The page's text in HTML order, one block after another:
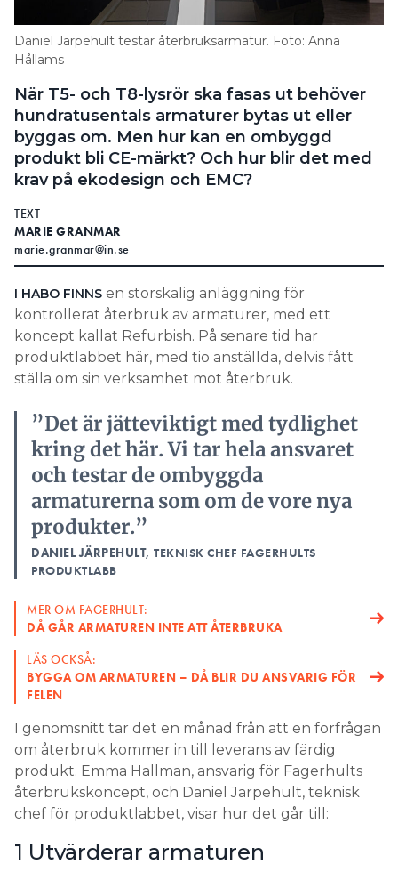
Daniel Järpehult testar återbruksarmatur. Foto: Anna
Hållams
När T5- och T8-lysrör ska fasas ut behöver
hundratusentals armaturer bytas ut eller
byggas om. Men hur kan en ombyggd
produkt bli CE-märkt? Och hur blir det med
krav på ekodesign och EMC?
TEXT
MARIE GRANMAR
marie.granmar@in.se
I HABO FINNS en storskalig anläggning för
kontrollerat återbruk av armaturer, med ett
koncept kallat Refurbish. På senare tid har
produktlabbet här, med tio anställda, delvis fått
ställa om sin verksamhet mot återbruk.
”Det är jätteviktigt med tydlighet
kring det här. Vi tar hela ansvaret
och testar de ombyggda
armaturerna som om de vore nya
produkter.”
DANIEL JÄRPEHULT, TEKNISK CHEF FAGERHULTS
PRODUKTLABB
MER OM FAGERHULT:
DÅ GÅR ARMATUREN INTE ATT ÅTERBRUKA
LÄS OCKSÅ:
BYGGA OM ARMATUREN – DÅ BLIR DU ANSVARIG FÖR
FELEN
I genomsnitt tar det en månad från att en förfrågan
om återbruk kommer in till leverans av färdig
produkt. Emma Hallman, ansvarig för Fagerhults
återbrukskoncept, och Daniel Järpehult, teknisk
chef för produktlabbet, visar hur det går till:
1 Utvärderar armaturen